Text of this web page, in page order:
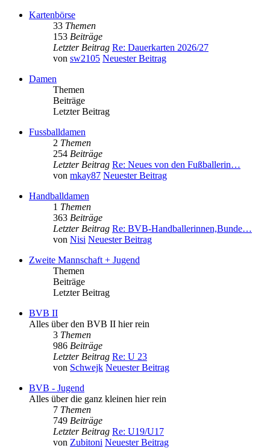
Kartenbörse
33 Themen
153 Beiträge
Letzter Beitrag Re: Dauerkarten 2026/27
von sw2105 Neuester Beitrag
Damen
Themen
Beiträge
Letzter Beitrag
Fussballdamen
2 Themen
254 Beiträge
Letzter Beitrag Re: Neues von den Fußballerin…
von mkay87 Neuester Beitrag
Handballdamen
1 Themen
363 Beiträge
Letzter Beitrag Re: BVB-Handballerinnen,Bunde…
von Nisi Neuester Beitrag
Zweite Mannschaft + Jugend
Themen
Beiträge
Letzter Beitrag
BVB II
Alles über den BVB II hier rein
3 Themen
986 Beiträge
Letzter Beitrag Re: U 23
von Schwejk Neuester Beitrag
BVB - Jugend
Alles über die ganz kleinen hier rein
7 Themen
749 Beiträge
Letzter Beitrag Re: U19/U17
von Zubitoni Neuester Beitrag